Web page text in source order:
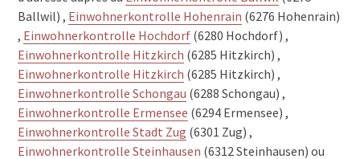
Ballwil) , Einwohnerkontrolle Hohenrain (6276 Hohenrain)
, Einwohnerkontrolle Hochdorf (6280 Hochdorf) ,
Einwohnerkontrolle Hitzkirch (6285 Hitzkirch) ,
Einwohnerkontrolle Hitzkirch (6285 Hitzkirch) ,
Einwohnerkontrolle Schongau (6288 Schongau) ,
Einwohnerkontrolle Ermensee (6294 Ermensee) ,
Einwohnerkontrolle Stadt Zug (6301 Zug) ,
Einwohnerkontrolle Steinhausen (6312 Steinhausen) ou